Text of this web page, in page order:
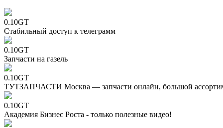
0.10GT
Стабильный доступ к телеграмм
0.10GT
Запчасти на газель
0.10GT
ТУТЗАПЧАСТИ Москва — запчасти онлайн, большой
0.10GT
Академия Бизнес Роста - только полезные видео!